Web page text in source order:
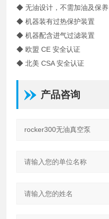
◆ 无油设计，不需加油及保养
◆ 机器装有过热保护装置
◆ 机器配含进气过滤装置
◆ 欧盟 CE 安全认证
◆ 北美 CSA 安全认证
产品咨询